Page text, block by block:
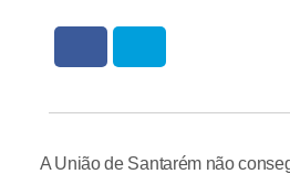
A União de Santarém não